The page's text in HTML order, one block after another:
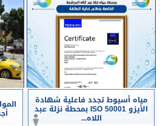
مياه أسيوط تجدد فاعلية شهادة
الأيزو ISO 50001 بمحطة نزلة عبد
اللاه...